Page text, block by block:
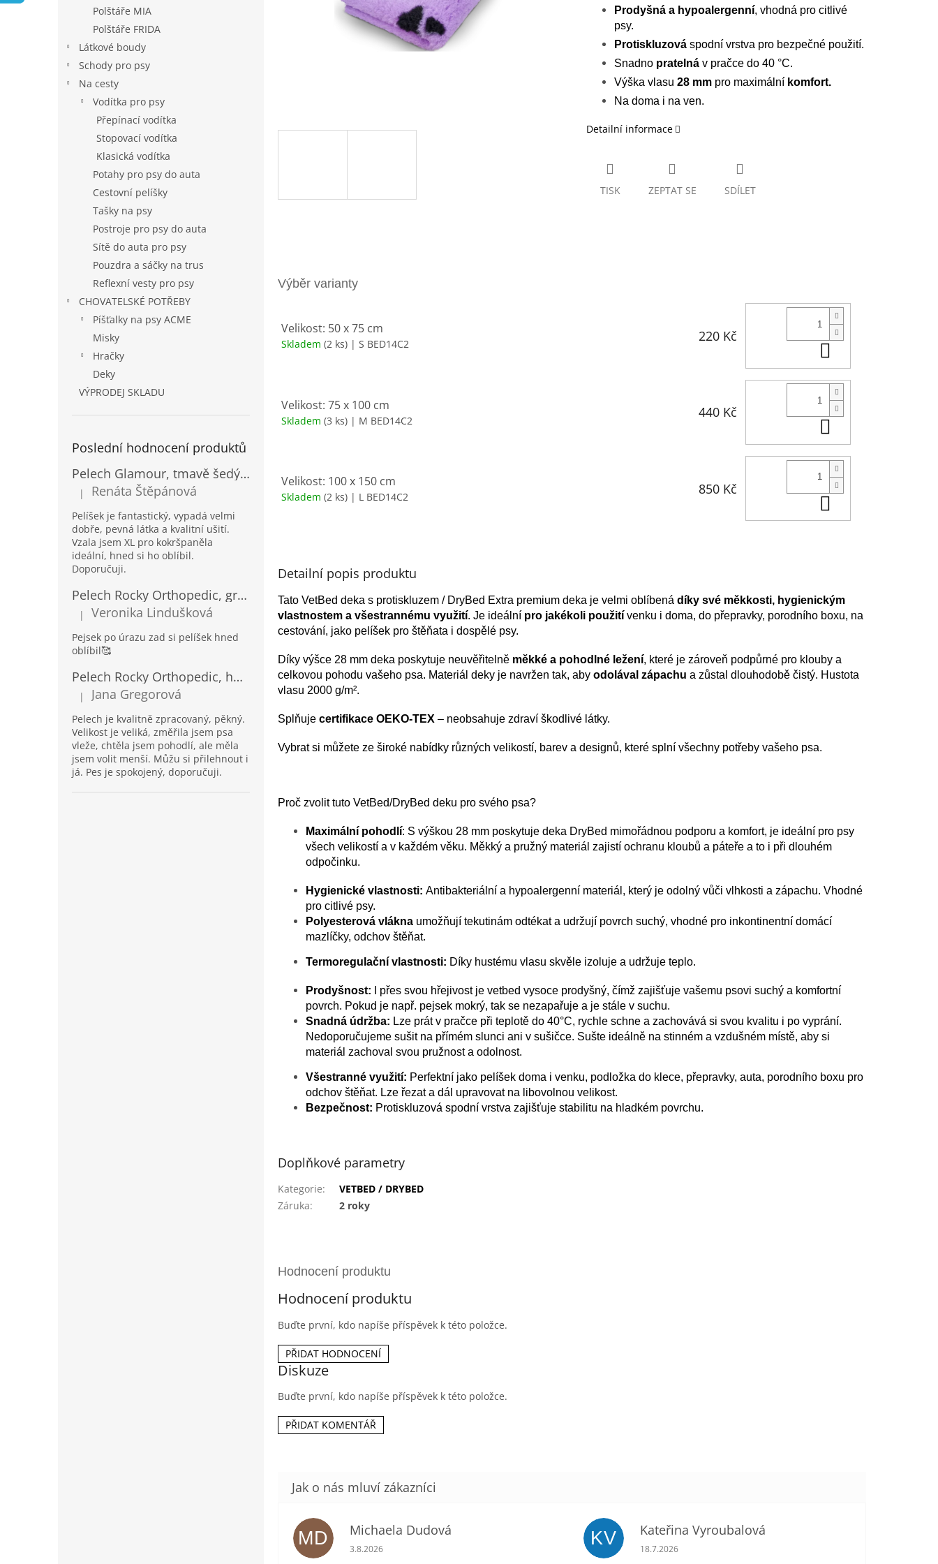
Polštáře MIA
Polštáře FRIDA
Látkové boudy
Schody pro psy
Na cesty
Vodítka pro psy
Přepínací vodítka
Stopovací vodítka
Klasická vodítka
Potahy pro psy do auta
Cestovní pelíšky
Tašky na psy
Postroje pro psy do auta
Sítě do auta pro psy
Pouzdra a sáčky na trus
Reflexní vesty pro psy
CHOVATELSKÉ POTŘEBY
Píšťalky na psy ACME
Misky
Hračky
Deky
VÝPRODEJ SKLADU
Poslední hodnocení produktů
Pelech Glamour, tmavě šedý Inari
Hodnocení produktu je 5 z 5 hvězdiček.
| Renáta Štěpánová
Pelíšek je fantastický, vypadá velmi
dobře, pevná látka a kvalitní ušití.
Vzala jsem XL pro kokršpaněla
ideální, hned si ho oblíbil.
Doporučuji.
Pelech Rocky Orthopedic, grafit
Hodnocení produktu je 5 z 5 hvězdiček.
| Veronika Lindušková
Pejsek po úrazu zad si pelíšek hned
oblíbil🥰
Pelech Rocky Orthopedic, hnědý
Hodnocení produktu je 5 z 5 hvězdiček.
| Jana Gregorová
Pelech je kvalitně zpracovaný, pěkný.
Velikost je veliká, změřila jsem psa
vleže, chtěla jsem pohodlí, ale měla
jsem volit menší. Můžu si přilehnout i
já. Pes je spokojený, doporučuji.
Prodyšná a hypoalergenní, vhodná pro citlivé
psy.
Protiskluzováspodní vrstva pro bezpečné použití.
Snadno pratelnáv pračce do 40 °C.
Výška vlasu 28 mmpro maximální komfort.
Na doma i na ven.
Detailní informace
TISK ZEPTAT SE SDÍLET
Velikost: 50 x 75 cm
Skladem (2 ks) | S BED14C2 220 Kč
Do košíku
Velikost: 75 x 100 cm
Skladem (3 ks) | M BED14C2 440 Kč
Velikost: 100 x 150 cm
Skladem (2 ks) | L BED14C2 850 Kč
Do košíku
Detailní popis produktu
Tato VetBed deka s protiskluzem / DryBed Extra premium deka je velmi oblíbená díky své měkkosti, hygienickým
vlastnostem a všestrannému využití. Je ideální pro jakékoli použití venku i doma, do přepravky, porodního boxu, na
cestování, jako pelíšek pro štěňata i dospělé psy.
Díky výšce 28 mm deka poskytuje neuvěřitelně měkké a pohodlné ležení, které je zároveň podpůrné pro klouby a
celkovou pohodu vašeho psa. Materiál deky je navržen tak, aby odolával zápachu a zůstal dlouhodobě čistý. Hustota
vlasu 2000 g/m².
Splňuje certifikace OEKO-TEX – neobsahuje zdraví škodlivé látky.
Vybrat si můžete ze široké nabídky různých velikostí, barev a designů, které splní všechny potřeby vašeho psa.
Proč zvolit tuto VetBed/DryBed deku pro svého psa?
Maximální pohodlí: S výškou 28 mm poskytuje deka DryBed mimořádnou podporu a komfort, je ideální pro psy
všech velikostí a v každém věku. Měkký a pružný materiál zajistí ochranu kloubů a páteře a to i při dlouhém
odpočinku.
Hygienické vlastnosti: Antibakteriální a hypoalergenní materiál, který je odolný vůči vlhkosti a zápachu. Vhodné
pro citlivé psy.
Polyesterová vlákna umožňují tekutinám odtékat a udržují povrch suchý, vhodné pro inkontinentní domácí
mazlíčky, odchov štěňat.
Termoregulační vlastnosti: Díky hustému vlasu skvěle izoluje a udržuje teplo.
Prodyšnost:
I přes svou hřejivost je vetbed vysoce prodyšný, čímž zajišťuje vašemu psovi suchý a komfortní
povrch. Pokud je např. pejsek mokrý, tak se nezapařuje a je stále v suchu.
Snadná údržba: Lze prát v pračce při teplotě do 40°C, rychle schne a zachovává si svou kvalitu i po vyprání.
Nedoporučujeme sušit na přímém slunci ani v sušičce. Sušte ideálně na stinném a vzdušném místě, aby si
materiál zachoval svou pružnost a odolnost.
Všestranné využití: Perfektní jako pelíšek doma i venku, podložka do klece, přepravky, auta, porodního boxu pro
odchov štěňat. Lze řezat a dál upravovat na libovolnou velikost.
Bezpečnost: Protiskluzová spodní vrstva zajišťuje stabilitu na hladkém povrchu.
Doplňkové parametry
Kategorie:
VETBED / DRYBED
Záruka: 2 roky
Hodnocení produktu
Buďte první, kdo napíše příspěvek k této položce.
PŘIDAT HODNOCENÍ
Diskuze
Buďte první, kdo napíše příspěvek k této položce.
PŘIDAT KOMENTÁŘ
MD Michaela Dudová
Hodnocení obchodu je 5 z 5 hvězdiček.
3.8.2026
KV Kateřina Vyroubalová
Hodnocení obchodu je 5 z 5 hvězdiček.
18.7.2026